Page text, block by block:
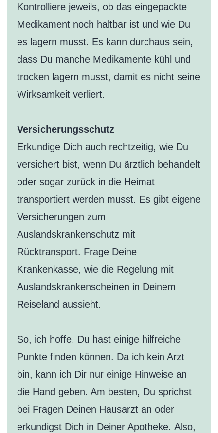
Kontrolliere jeweils, ob das eingepackte
Medikament noch haltbar ist und wie Du
es lagern musst. Es kann durchaus sein,
dass Du manche Medikamente kühl und
trocken lagern musst, damit es nicht seine
Wirksamkeit verliert.
Versicherungsschutz
Erkundige Dich auch rechtzeitig, wie Du
versichert bist, wenn Du ärztlich behandelt
oder sogar zurück in die Heimat
transportiert werden musst. Es gibt eigene
Versicherungen zum
Auslandskrankenschutz mit
Rücktransport. Frage Deine
Krankenkasse, wie die Regelung mit
Auslandskrankenscheinen in Deinem
Reiseland aussieht.
So, ich hoffe, Du hast einige hilfreiche
Punkte finden können. Da ich kein Arzt
bin, kann ich Dir nur einige Hinweise an
die Hand geben. Am besten, Du sprichst
bei Fragen Deinen Hausarzt an oder
erkundigst Dich in Deiner Apotheke. Also,